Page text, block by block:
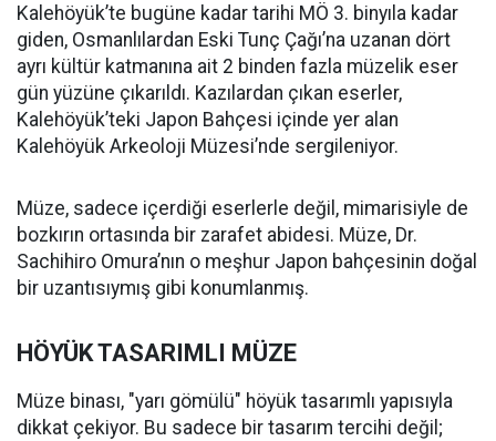
Kalehöyük’te bugüne kadar tarihi MÖ 3. binyıla kadar
giden, Osmanlılardan Eski Tunç Çağı’na uzanan dört
ayrı kültür katmanına ait 2 binden fazla müzelik eser
gün yüzüne çıkarıldı. Kazılardan çıkan eserler,
Kalehöyük’teki Japon Bahçesi içinde yer alan
Kalehöyük Arkeoloji Müzesi’nde sergileniyor.
Müze, sadece içerdiği eserlerle değil, mimarisiyle de
bozkırın ortasında bir zarafet abidesi. Müze, Dr.
Sachihiro Omura’nın o meşhur Japon bahçesinin doğal
bir uzantısıymış gibi konumlanmış.
HÖYÜK TASARIMLI MÜZE
Müze binası, "yarı gömülü" höyük tasarımlı yapısıyla
dikkat çekiyor. Bu sadece bir tasarım tercihi değil;